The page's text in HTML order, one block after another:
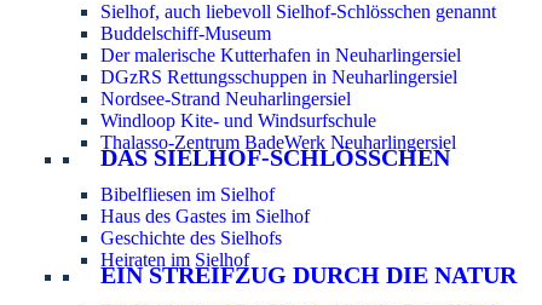
Sielhof, auch liebevoll Sielhof-Schlösschen genannt
Buddelschiff-Museum
Der malerische Kutterhafen in Neuharlingersiel
DGzRS Rettungsschuppen in Neuharlingersiel
Nordsee-Strand Neuharlingersiel
Windloop Kite- und Windsurfschule
Thalasso-Zentrum BadeWerk Neuharlingersiel
DAS SIELHOF-SCHLÖSSCHEN
Bibelfliesen im Sielhof
Haus des Gastes im Sielhof
Geschichte des Sielhofs
Heiraten im Sielhof
EIN STREIFZUG DURCH DIE NATUR